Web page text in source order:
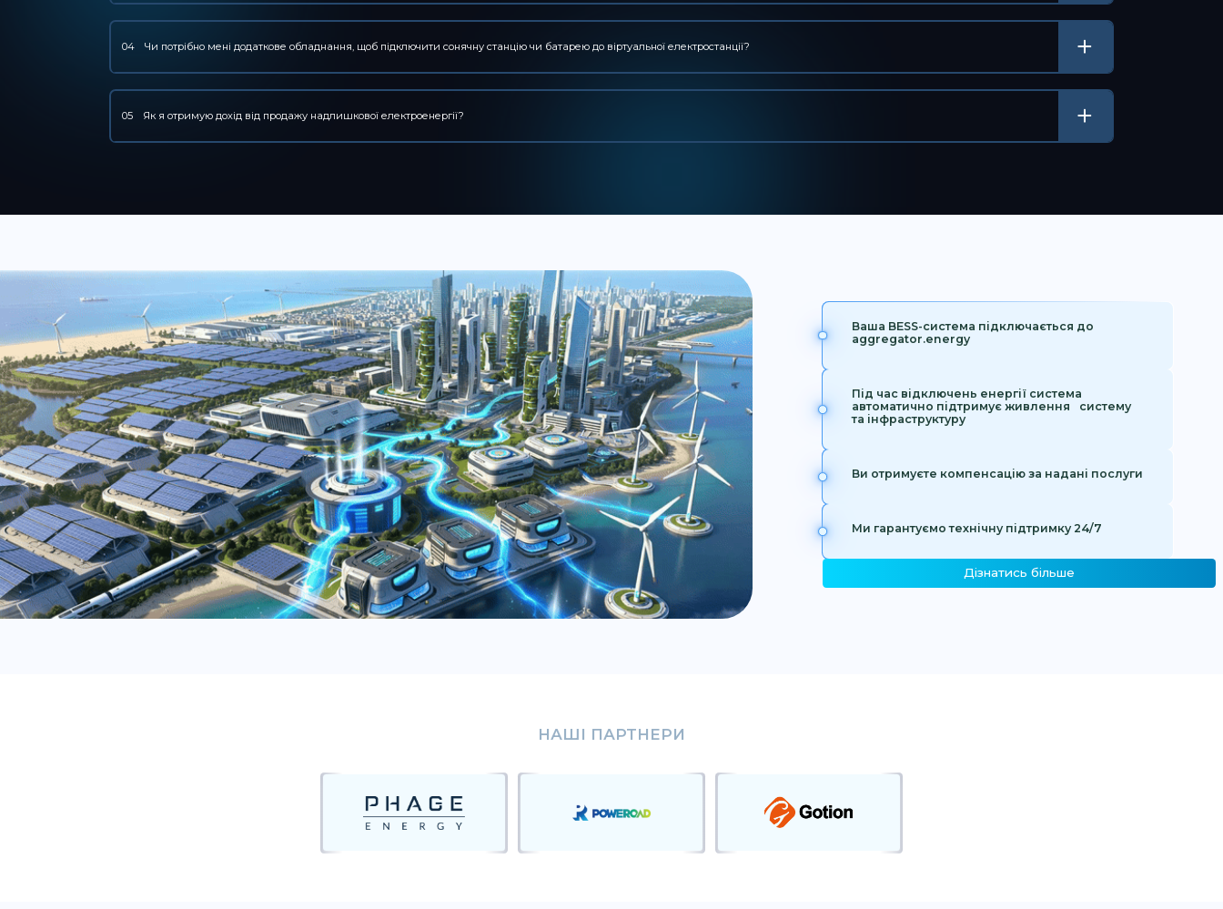
04 Чи потрібно мені додаткове обладнання, щоб підключити сонячну станцію чи батарею до віртуальної електростанції?
05 Як я отримую дохід від продажу надлишкової електроенергії?
Ваша BESS-система підключається до
aggregator.energy
Під час відключень енергії система
автоматично підтримує живлення систему
та інфраструктуру
Ви отримуєте компенсацію за надані послуги
Ми гарантуємо технічну підтримку 24/7
Дізнатись більше
НАШІ ПАРТНЕРИ